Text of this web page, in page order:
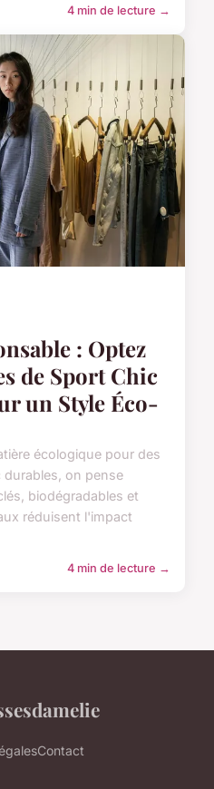
4 min de lecture →
: Optez
de Sport Chic
un Style Éco-
écologique pour des
on pense
biodégradables et
réduisent l'impact
4 min de lecture →
Contact